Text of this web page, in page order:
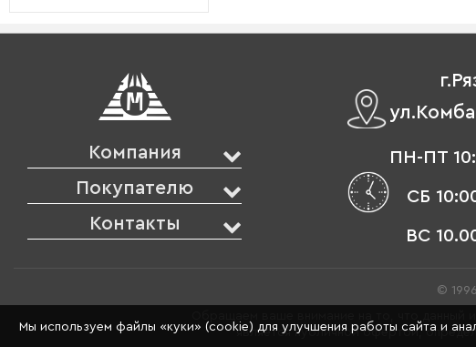
Компания
Покупателю
Контакты
ПН-ПТ
СБ
ВС
©
является публичной офертой,
Мы используем файлы «куки» (cookie) для улучшения работы сайта и